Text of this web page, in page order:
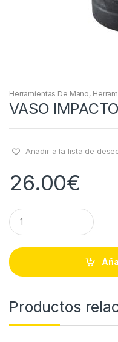
Herramientas De Mano,
VASO
Añadir a la lista de
26.00€
Q
u
a
t
i
Productos